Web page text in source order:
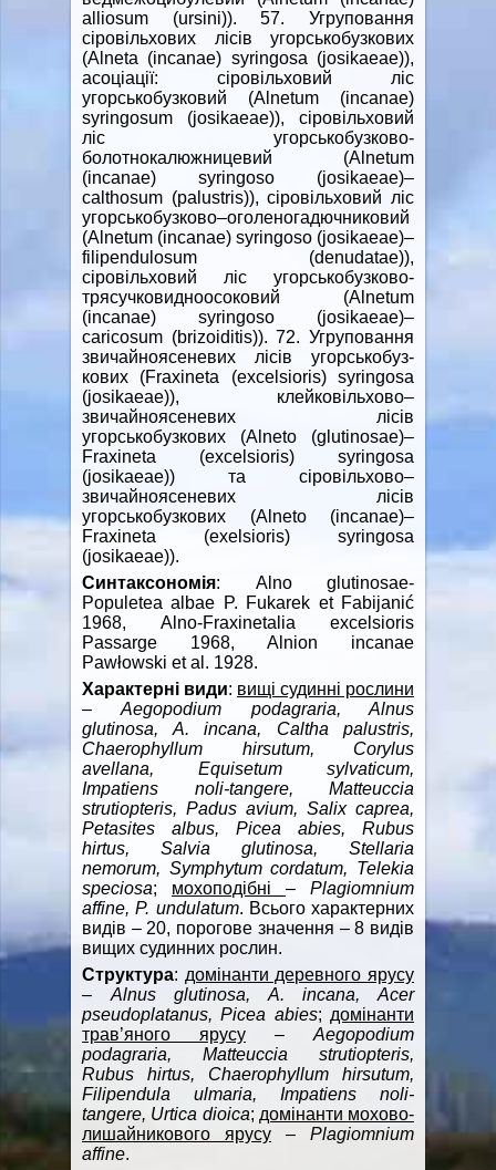
alliosum (ursini)). 57. Угруповання
сіровільхових лісів угорськобузкових
(Alnetа (incanae) syringosа (josikaeae)),
асоціації: сіровільховий ліс
угорськобузковий (Alnetum (incanae)
syringosum (josikaeae)), сіровільховий
ліс угорськобузково-
болотнокалюжницевий (Alnetum
(incanae) syringosо (josikaeae)–
calthosum (palustris)), сіровільховий ліс
угорськобузково–оголеногадючниковий
(Alnetum (incanae) syringoso (josikaeae)–
filipendulosum (denudatae)),
сіровільховий ліс угорськобузково-
трясучковидноосоковий (Alnetum
(incanae) syringoso (josikaeae)–
caricosum (brizoiditis)). 72. Угруповання
звичайноясеневих лісів угорськобуз-
кових (Fraxinetа (excelsioris) syringosа
(josikaeae)), клейковільхово–
звичайноясеневих лісів
угорськобузкових (Alneto (glutinosae)–
Fraxinetа (excelsioris) syringosа
(josikaeae)) та сіровільхово–
звичайноясеневих лісів
угорськобузкових (Alneto (incanae)–
Fraxinetа (exelsioris) syringosа
(josikaeae)).
Синтаксономія: Alno glutinosae-
Populetea albae P. Fukarek et Fabijanić
1968, Alno-Fraxinetalia excelsioris
Passarge 1968, Alnion incanae
Pawłowski et al. 1928.
Характерні види: вищі судинні рослини
–Aegopodium podagraria, Alnus
glutinosa, A. incana, Caltha palustris,
Chaerophyllum hirsutum, Corylus
avellana, Equisetum sylvaticum,
Impatiens noli-tangere, Matteuccia
strutiopteris, Padus avium, Salix caprea,
Petasites albus, Picea abies, Rubus
hirtus, Salvia glutinosa, Stellaria
nemorum, Symphytum cordatum, Telekia
speciosa; мохоподібні – Plagiomnium
affine, P. undulatum. Всього характерних
видів – 20, порогове значення – 8 видів
вищих судинних рослин.
Структура: домінанти деревного ярусу
– Alnus glutinosa, A. incana, Acer
pseudoplatanus, Picea abies; домінанти
трав’яного ярусу – Aegopodium
podagraria, Matteuccia strutiopteris,
Rubus hirtus, Chaerophyllum hirsutum,
Filipendula ulmaria, Impatiens noli-
tangere, Urtica dioica; домінанти мохово-
лишайникового ярусу – Plagiomnium
affine.